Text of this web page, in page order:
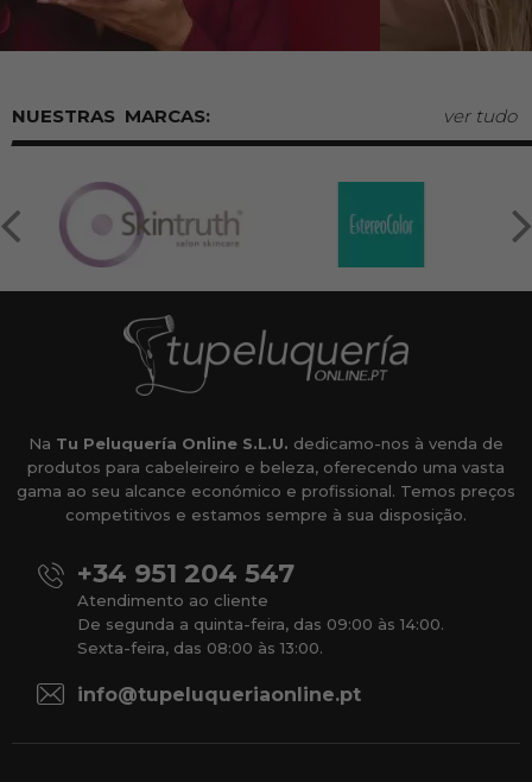
MARCAS: ver tudo
Na Tu Peluquería Online S.L.U. dedicamo-nos à venda de
produtos para cabeleireiro e beleza, oferecendo uma vasta
gama ao seu alcance económico e profissional. Temos preços
competitivos e estamos sempre à sua disposição.
+34 951 204 547
Atendimento ao cliente
De segunda a quinta-feira, das 09:00 às 14:00.
Sexta-feira, das 08:00 às 13:00.
info@tupeluqueriaonline.pt